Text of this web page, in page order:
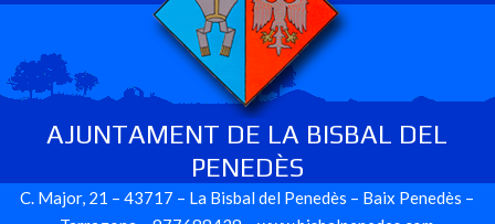
AJUNTAMENT DE LA BISBAL DEL
PENEDÈS
C. Major, 21 – 43717 – La Bisbal del Penedès – Baix Penedès –